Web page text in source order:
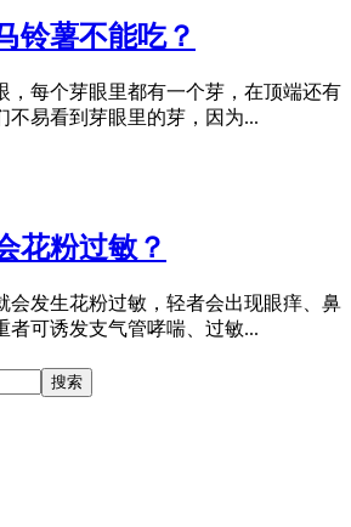
铃薯不能吃？
，每个芽眼里都有一个芽，在顶端还有
不易看到芽眼里的芽，因为...
花粉过敏？
会发生花粉过敏，轻者会出现眼痒、鼻
者可诱发支气管哮喘、过敏...
搜索